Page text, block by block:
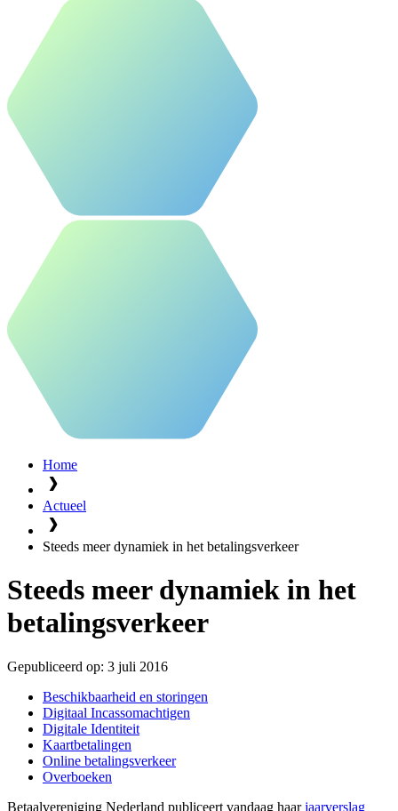
Home
Actueel
Steeds meer dynamiek in het betalingsverkeer
Steeds meer dynamiek in het
betalingsverkeer
Gepubliceerd op: 3 juli 2016
Beschikbaarheid en storingen
Digitaal Incassomachtigen
Digitale Identiteit
Kaartbetalingen
Online betalingsverkeer
Overboeken
Betaalvereniging Nederland publiceert vandaag haarjaarverslag